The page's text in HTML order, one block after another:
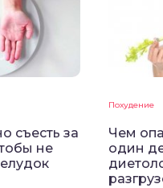
съесть за
не
Похудение
Чем
один